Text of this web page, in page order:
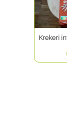
Krekeri